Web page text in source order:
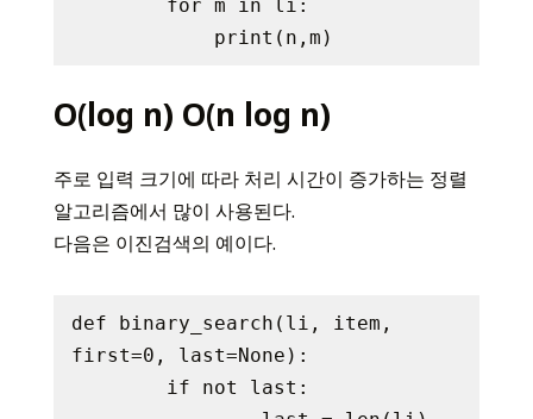
O(log n) O(n log n)
주로 입력 크기에 따라 처리 시간이 증가하는 정렬
알고리즘에서 많이 사용된다.
다음은 이진검색의 예이다.
def binary_search(li, item,
first=0, last=None):